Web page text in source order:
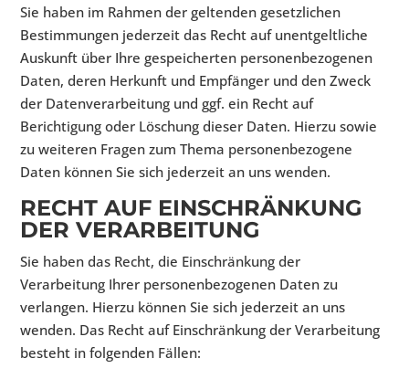
Sie haben im Rahmen der geltenden gesetzlichen
Bestimmungen jederzeit das Recht auf unentgeltliche
Auskunft über Ihre gespeicherten personenbezogenen
Daten, deren Herkunft und Empfänger und den Zweck
der Datenverarbeitung und ggf. ein Recht auf
Berichtigung oder Löschung dieser Daten. Hierzu sowie
zu weiteren Fragen zum Thema personenbezogene
Daten können Sie sich jederzeit an uns wenden.
RECHT AUF EINSCHRÄNKUNG
DER VERARBEITUNG
Sie haben das Recht, die Einschränkung der
Verarbeitung Ihrer personenbezogenen Daten zu
verlangen. Hierzu können Sie sich jederzeit an uns
wenden. Das Recht auf Einschränkung der Verarbeitung
besteht in folgenden Fällen: